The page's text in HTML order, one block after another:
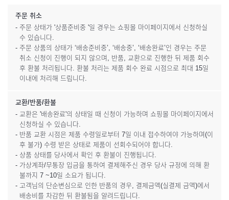
주문 취소
- 주문 상태가 '상품준비중 '일 경우는 쇼핑몰 마이페이지에서 신청하실
수 있습니다.
- 주문 상품의 상태가 ‘배송준비중’, ‘배송중’, ‘배송완료’인 경우는 주문
취소 신청이 진행이 되지 않으며, 반품, 교환으로 진행한 뒤 제품 회수
후 환불 처리됩니다. 환불 처리는 제품 회수 완료 시점으로 최대 15일
이내에 처리해 드립니다.
교환/반품/환불
- 교환은 '배송완료'의 상태일 때 신청이 가능하며 쇼핑몰 마이페이지에서
신청하실 수 있습니다.
- 반품 교환 시점은 제품 수령일로부터 7일 이내 접수하여야 가능하며(이
후 불가) 수령 받은 상태로 제품이 선회수되어야 합니다.
- 상품 상태를 당사에서 확인 후 환불이 진행됩니다.
- 가상계좌/무통장 입금을 통하여 결제해주신 경우 당사 규정에 의해 환
불까지 7 ~10일 소요가 됩니다.
- 고객님의 단순변심으로 인한 반품의 경우, 결제금액(실결제 금액)에서
배송비를 차감한 뒤 환불됨을 알려드립니다.